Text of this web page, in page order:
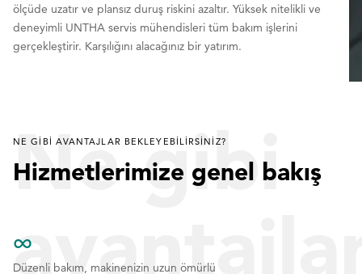
ölçüde uzatır ve plansız duruş riskini azaltır. Yüksek nitelikli ve
deneyimli UNTHA servis mühendisleri tüm bakım işlerini
gerçekleştirir. Karşılığını alacağınız bir yatırım.
Ne gibi
NE GIBI AVANTAJLAR BEKLEYEBILIRSINIZ?
Hizmetlerimize genel bakış
∞
Düzenli bakım, makinenizin uzun ömürlü